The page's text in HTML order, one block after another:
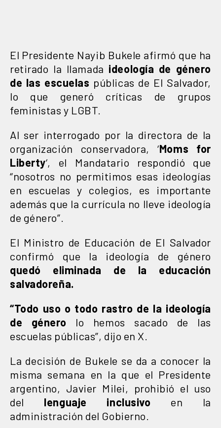
El Presidente Nayib Bukele afirmó que ha
retirado la llamada ideología de género
de las escuelas públicas de El Salvador,
lo que generó críticas de grupos
feministas y LGBT.
Al ser interrogado por la directora de la
organización conservadora, ‘Moms for
Liberty‘, el Mandatario respondió que
“nosotros no permitimos esas ideologías
en escuelas y colegios, es importante
además que la currícula no lleve ideología
de género”.
El Ministro de Educación de El Salvador
confirmó que la ideología de género
quedó eliminada de la educación
salvadoreña.
“Todo uso o todo rastro de la ideología
de género lo hemos sacado de las
escuelas públicas”, dijo en X.
La decisión de Bukele se da a conocer la
misma semana en la que el Presidente
argentino, Javier Milei, prohibió el uso
del lenguaje inclusivo en la
administración del Gobierno.